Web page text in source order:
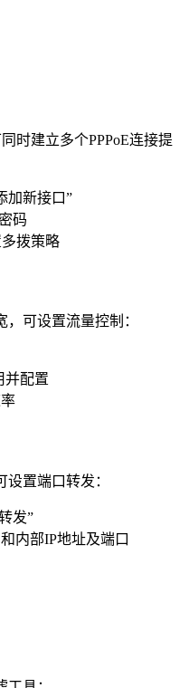
时建立多个PPPoE连接提
加新接口”
码
拨策略
可设置流量控制：
并配置
置端口转发：
发”
内部IP地址及端口